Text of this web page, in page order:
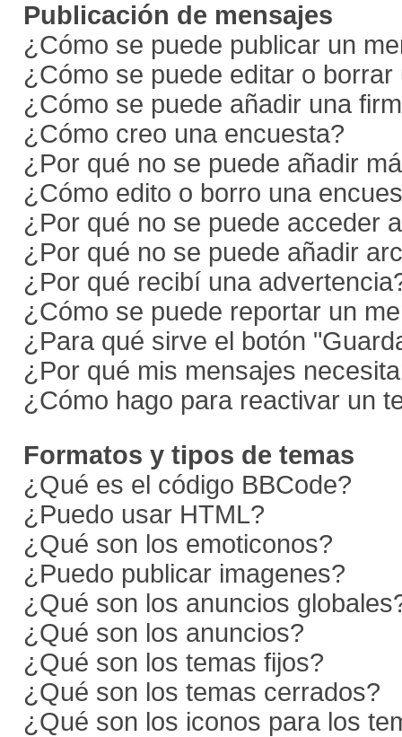
Publicación de mensajes
¿Cómo se puede publicar un
¿Cómo se puede editar o borrar
¿Cómo se puede añadir una
¿Cómo creo una encuesta?
¿Por qué no se puede añadir
¿Cómo edito o borro una
¿Por qué no se puede acceder
¿Por qué no se puede añadir
¿Por qué recibí una
¿Cómo se puede reportar un
¿Para qué sirve el botón
¿Por qué mis mensajes
¿Cómo hago para reactivar un
Formatos y tipos de temas
¿Qué es el código BBCode?
¿Puedo usar HTML?
¿Qué son los emoticonos?
¿Puedo publicar imagenes?
¿Qué son los anuncios
¿Qué son los anuncios?
¿Qué son los temas fijos?
¿Qué son los temas cerrados?
¿Qué son los iconos para los